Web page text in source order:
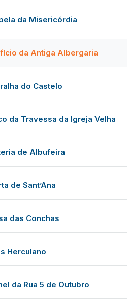
da Misericórdia
da Antiga Albergaria
do Castelo
da Travessa da Igreja Velha
de Albufeira
de Sant’Ana
das Conchas
Herculano
da Rua 5 de Outubro